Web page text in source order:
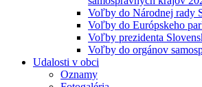
Voľby do Národnej rady
Voľby do Európskeho
Voľby prezidenta
Voľby do orgánov
Udalosti v obci
Oznamy